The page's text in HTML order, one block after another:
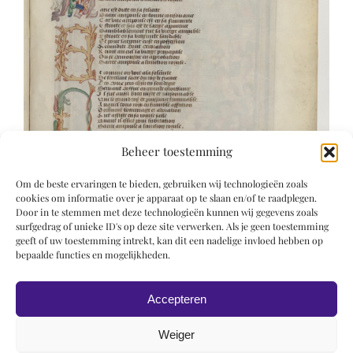
Beheer toestemming
Om de beste ervaringen te bieden, gebruiken wij technologieën zoals
cookies om informatie over je apparaat op te slaan en/of te raadplegen.
Door in te stemmen met deze technologieën kunnen wij gegevens zoals
surfgedrag of unieke ID's op deze site verwerken. Als je geen toestemming
geeft of uw toestemming intrekt, kan dit een nadelige invloed hebben op
bepaalde functies en mogelijkheden.
Accepteren
Weiger